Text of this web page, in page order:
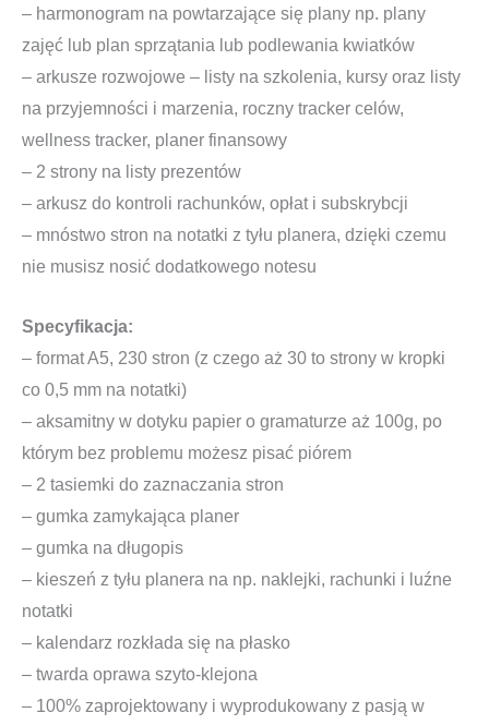
– harmonogram na powtarzające się plany np. plany
zajęć lub plan sprzątania lub podlewania kwiatków
– arkusze rozwojowe – listy na szkolenia, kursy oraz listy
na przyjemności i marzenia, roczny tracker celów,
wellness tracker, planer finansowy
– 2 strony na listy prezentów
– arkusz do kontroli rachunków, opłat i subskrybcji
– mnóstwo stron na notatki z tyłu planera, dzięki czemu
nie musisz nosić dodatkowego notesu
Specyfikacja:
– format A5, 230 stron (z czego aż 30 to strony w kropki
co 0,5 mm na notatki)
– aksamitny w dotyku papier o gramaturze aż 100g, po
którym bez problemu możesz pisać piórem
– 2 tasiemki do zaznaczania stron
– gumka zamykająca planer
– gumka na długopis
– kieszeń z tyłu planera na np. naklejki, rachunki i luźne
notatki
– kalendarz rozkłada się na płasko
– twarda oprawa szyto-klejona
– 100% zaprojektowany i wyprodukowany z pasją w